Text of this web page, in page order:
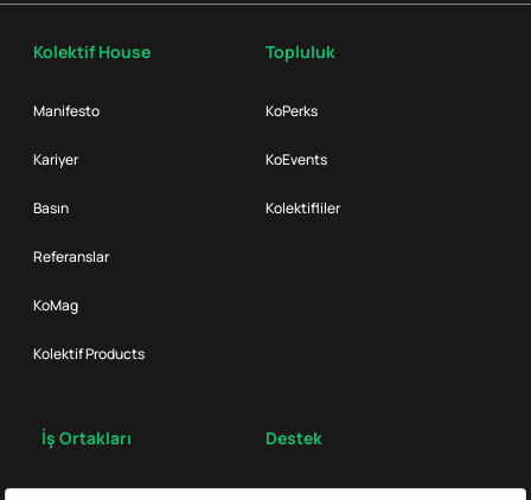
Kolektif House
Manifesto
Kariyer
Basın
Referanslar
KoMag
Kolektif Products
Topluluk
KoPerks
KoEvents
Kolektifliler
İş Ortakları Destek